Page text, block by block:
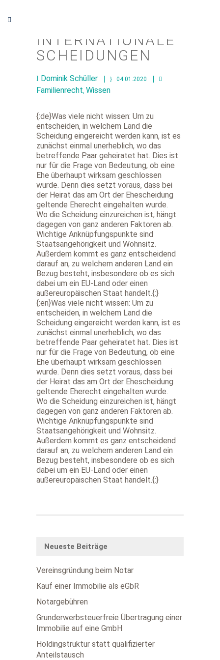
INTERNATIONALE
SCHEIDUNGEN
Dominik Schüller 04.01.2020
Familienrecht, Wissen
{:de}Was viele nicht wissen: Um zu
entscheiden, in welchem Land die
Scheidung eingereicht werden kann, ist es
zunächst einmal unerheblich, wo das
betreffende Paar geheiratet hat. Dies ist
nur für die Frage von Bedeutung, ob eine
Ehe überhaupt wirksam geschlossen
wurde. Denn dies setzt voraus, dass bei
der Heirat das am Ort der Ehescheidung
geltende Eherecht eingehalten wurde.
Wo die Scheidung einzureichen ist, hängt
dagegen von ganz anderen Faktoren ab.
Wichtige Anknüpfungspunkte sind
Staatsangehörigkeit und Wohnsitz.
Außerdem kommt es ganz entscheidend
darauf an, zu welchem anderen Land ein
Bezug besteht, insbesondere ob es sich
dabei um ein EU-Land oder einen
außereuropäischen Staat handelt.{:}
{:en}Was viele nicht wissen: Um zu
entscheiden, in welchem Land die
Scheidung eingereicht werden kann, ist es
zunächst einmal unerheblich, wo das
betreffende Paar geheiratet hat. Dies ist
nur für die Frage von Bedeutung, ob eine
Ehe überhaupt wirksam geschlossen
wurde. Denn dies setzt voraus, dass bei
der Heirat das am Ort der Ehescheidung
geltende Eherecht eingehalten wurde.
Wo die Scheidung einzureichen ist, hängt
dagegen von ganz anderen Faktoren ab.
Wichtige Anknüpfungspunkte sind
Staatsangehörigkeit und Wohnsitz.
Außerdem kommt es ganz entscheidend
darauf an, zu welchem anderen Land ein
Bezug besteht, insbesondere ob es sich
dabei um ein EU-Land oder einen
außereuropäischen Staat handelt.{:}
Neueste Beiträge
Vereinsgründung beim Notar
Kauf einer Immobilie als eGbR
Notargebühren
Grunderwerbsteuerfreie Übertragung einer
Immobilie auf eine GmbH
Holdingstruktur statt qualifizierter
Anteilstausch